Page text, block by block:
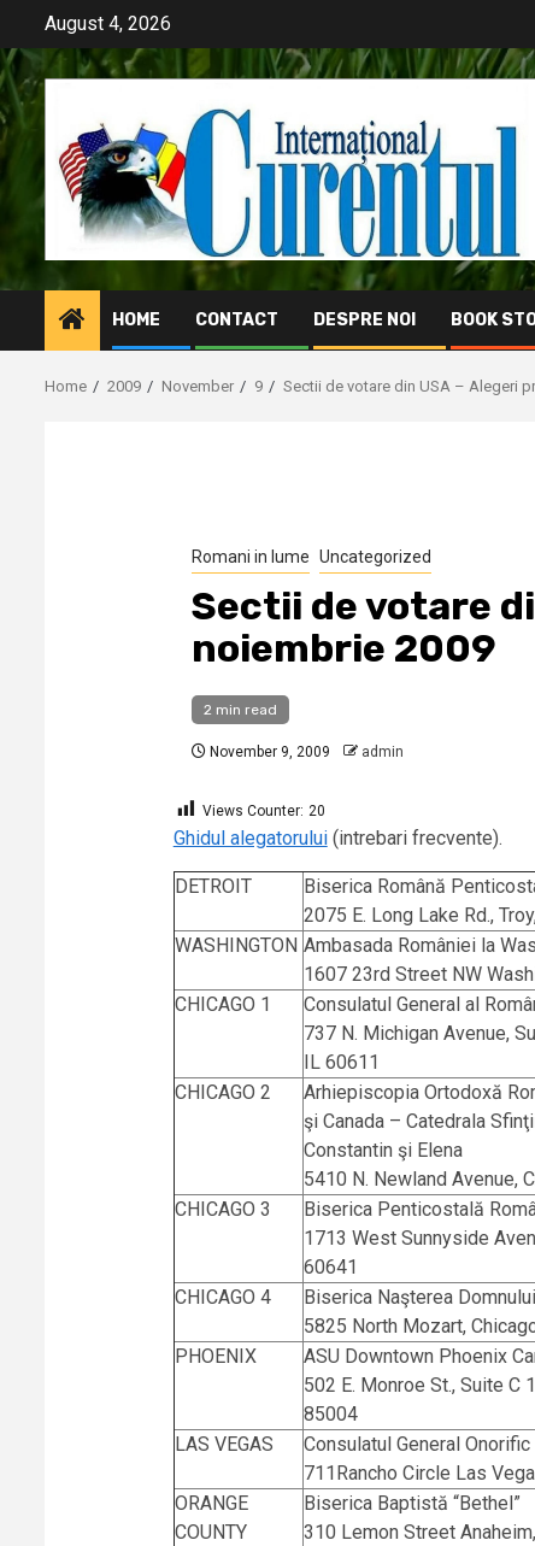
content
August 4, 2026
HOME CONTACT DESPRE NOI BOOK
Home 2009 November 9 Sectii de votare din USA – Alegeri
Romani in lume Uncategorized
Sectii de votare
noiembrie 2009
2 min read
November 9, 2009 admin
Views Counter: 20
Ghidul alegatorului(intrebari frecvente).
DETROIT
Biserica Română
2075 E. Long Lake Rd.,
WASHINGTON Ambasada României la
1607 23rd Street NW
CHICAGO 1
Consulatul General al
737 N. Michigan Avenue,
IL 60611
CHICAGO 2
Arhiepiscopia Ortodoxă
şi Canada – Catedrala
Constantin şi Elena
5410 N. Newland Avenue,
CHICAGO 3
Biserica Penticostală
1713 West Sunnyside
60641
CHICAGO 4
Biserica Naşterea Domnului
5825 North Mozart,
PHOENIX
ASU Downtown Phoenix
502 E. Monroe St., Suite C
85004
LAS VEGAS
Consulatul General Onorific
711Rancho Circle Las
ORANGE
COUNTY
Biserica Baptistă “Bethel”
310 Lemon Street